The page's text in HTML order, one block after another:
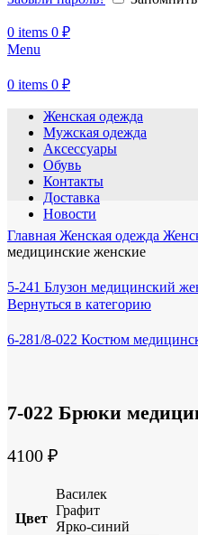
0 items 0 ₽
Menu
0 items 0 ₽
Женская одежда
Мужская одежда
Аксессуары
Обувь
Контакты
Доставка
Новости
Главная Женская одежда
медицинские женские
5-241 Блузон медицинский
Вернуться в категорию
6-281/8-022 Костюм
7-022 Брюки
4100 ₽
Цвет
Василек
Графит
Ярко-синий